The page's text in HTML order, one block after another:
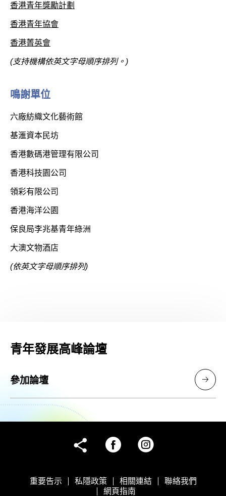
香港青年獎勵計劃
香港青年協會
香港菁英會
(支持機構依英文字母順序排列。)
鳴謝單位
六廠紡織文化藝術館
基滙資本民坊
香港數碼港管理有限公司
香港科技園公司
領彩有限公司
香港海洋公園
保良局李兆基青年綠洲
大澳文物酒店
(依英文字母順序排列)
青年發展高峰論壇
參加論壇
share
facebookinstagram
重要告示 私隱政策 相關連結
聯絡我們
網頁指南